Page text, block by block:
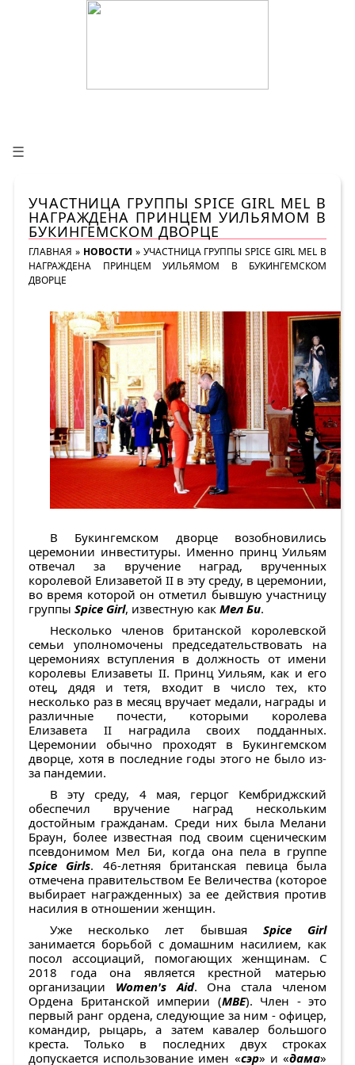
☰
УЧАСТНИЦА ГРУППЫ SPICE GIRL MEL B
НАГРАЖДЕНА ПРИНЦЕМ УИЛЬЯМОМ В
БУКИНГЕМСКОМ ДВОРЦЕ
ГЛАВНАЯ » НОВОСТИ » УЧАСТНИЦА ГРУППЫ SPICE GIRL MEL B
НАГРАЖДЕНА ПРИНЦЕМ УИЛЬЯМОМ В БУКИНГЕМСКОМ
ДВОРЦЕ
В Букингемском дворце возобновились
церемонии инвеституры. Именно принц Уильям
отвечал за вручение наград, врученных
королевой Елизаветой II в эту среду, в церемонии,
во время которой он отметил бывшую участницу
группы Spice Girl, известную как Мел Би.
Несколько членов британской королевской
семьи уполномочены председательствовать на
церемониях вступления в должность от имени
королевы Елизаветы II. Принц Уильям, как и его
отец, дядя и тетя, входит в число тех, кто
несколько раз в месяц вручает медали, награды и
различные почести, которыми королева
Елизавета II наградила своих подданных.
Церемонии обычно проходят в Букингемском
дворце, хотя в последние годы этого не было из-
за пандемии.
В эту среду, 4 мая, герцог Кембриджский
обеспечил вручение наград нескольким
достойным гражданам. Среди них была Мелани
Браун, более известная под своим сценическим
псевдонимом Мел Би, когда она пела в группе
Spice Girls. 46-летняя британская певица была
отмечена правительством Ее Величества (которое
выбирает награжденных) за ее действия против
насилия в отношении женщин.
Уже несколько лет бывшая Spice Girl
занимается борьбой с домашним насилием, как
посол ассоциаций, помогающих женщинам. С
2018 года она является крестной матерью
организации Women's Aid. Она стала членом
Ордена Британской империи (MBE). Член - это
первый ранг ордена, следующие за ним - офицер,
командир, рыцарь, а затем кавалер большого
креста. Только в последних двух строках
допускается использование имен «сэр» и «дама»